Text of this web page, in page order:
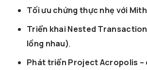
Tối ưu chứng thực nhẹ với
Triển khai Nested
lồng nhau),
Phát triển Project Acropolis –